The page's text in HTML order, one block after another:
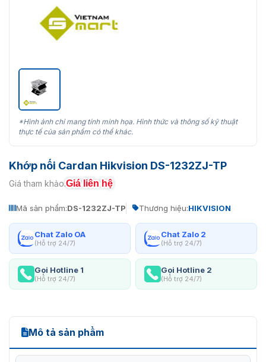
*Hình ảnh chỉ mang tính minh họa. Hình thức và thông số kỹ thuật
thực tế của sản phẩm có thể khác.
Khớp nối Cardan Hikvision DS-1232ZJ-TP
Giá tham khảo:Giá liên hệ
Mã sản phẩm:DS-1232ZJ-TP Thương hiệu:HIKVISION
Chat Zalo OA
(Hỗ trợ 24/7)
Chat Zalo 2
(Hỗ trợ 24/7)
Gọi Hotline 1
(Hỗ trợ 24/7)
Gọi Hotline 2
(Hỗ trợ 24/7)
Mô tả sản phẩm